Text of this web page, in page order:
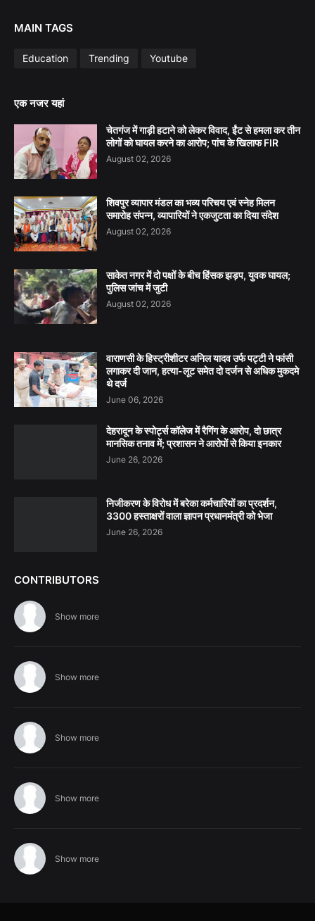
MAIN TAGS
Education Trending Youtube
एक नजर यहां
चेतगंज में गाड़ी हटाने को लेकर विवाद, ईंट से हमला कर तीन
लोगों को घायल करने का आरोप; पांच के खिलाफ FIR
August 02, 2026
शिवपुर व्यापार मंडल का भव्य परिचय एवं स्नेह मिलन
समारोह संपन्न, व्यापारियों ने एकजुटता का दिया संदेश
August 02, 2026
साकेत नगर में दो पक्षों के बीच हिंसक झड़प, युवक घायल;
पुलिस जांच में जुटी
August 02, 2026
वाराणसी के हिस्ट्रीशीटर अनिल यादव उर्फ पट्टी ने फांसी
लगाकर दी जान, हत्या-लूट समेत दो दर्जन से अधिक मुकदमे
थे दर्ज
June 06, 2026
देहरादून के स्पोर्ट्स कॉलेज में रैगिंग के आरोप, दो छात्र
मानसिक तनाव में; प्रशासन ने आरोपों से किया इनकार
June 26, 2026
निजीकरण के विरोध में बरेका कर्मचारियों का प्रदर्शन,
3300 हस्ताक्षरों वाला ज्ञापन प्रधानमंत्री को भेजा
June 26, 2026
CONTRIBUTORS
Show more
Show more
Show more
Show more
Show more